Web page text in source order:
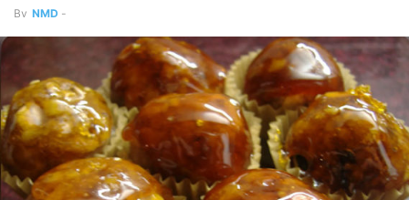
By NMD -